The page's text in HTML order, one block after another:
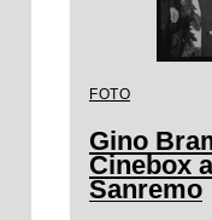
FOTO
Gino
Cinebox
Sanremo